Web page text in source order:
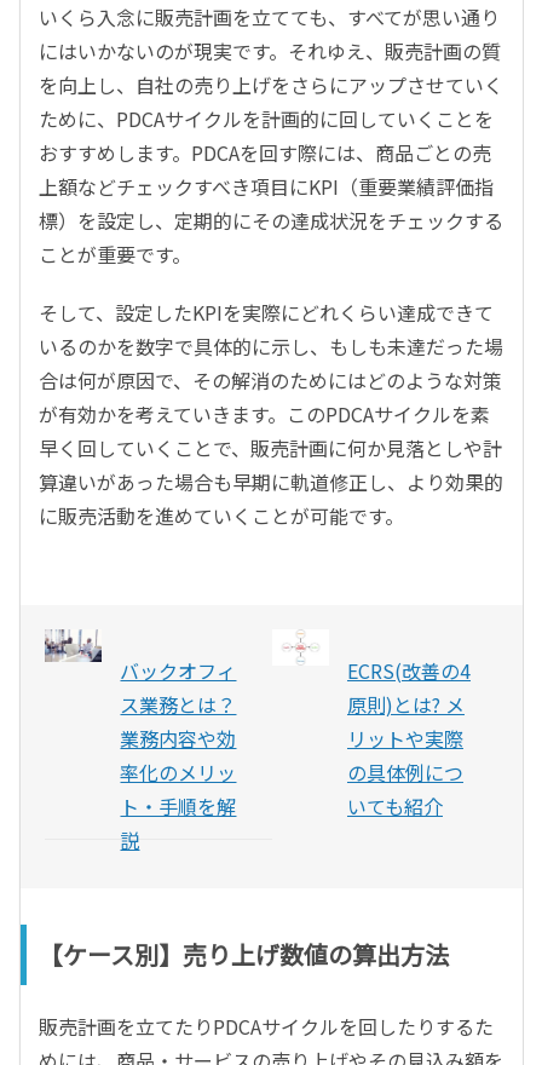
いくら入念に販売計画を立てても、すべてが思い通り
にはいかないのが現実です。それゆえ、販売計画の質
を向上し、自社の売り上げをさらにアップさせていく
ために、PDCAサイクルを計画的に回していくことを
おすすめします。PDCAを回す際には、商品ごとの売
上額などチェックすべき項目にKPI（重要業績評価指
標）を設定し、定期的にその達成状況をチェックする
ことが重要です。
そして、設定したKPIを実際にどれくらい達成できて
いるのかを数字で具体的に示し、もしも未達だった場
合は何が原因で、その解消のためにはどのような対策
が有効かを考えていきます。このPDCAサイクルを素
早く回していくことで、販売計画に何か見落としや計
算違いがあった場合も早期に軌道修正し、より効果的
に販売活動を進めていくことが可能です。
バックオフィ
ス業務とは？
業務内容や効
率化のメリッ
ト・手順を解
説
ECRS(改善の4
原則)とは? メ
リットや実際
の具体例につ
いても紹介
【ケース別】売り上げ数値の算出方法
販売計画を立てたりPDCAサイクルを回したりするた